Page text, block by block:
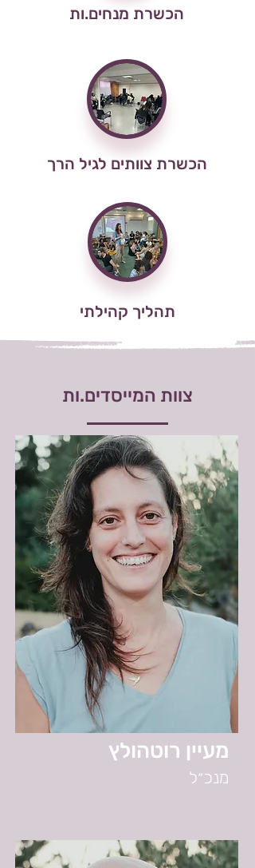
הכשרת מנחים.ות
הכשרת צוותים לגיל הרך
תהליך קהילתי
צוות המייסדים.ות
מנכ״ל
מעיין רוטהולץ